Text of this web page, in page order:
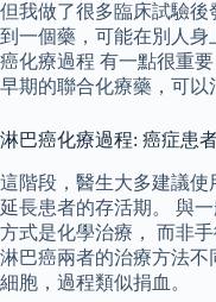
但我做了很多臨床試驗
到一個藥，可能在別人
癌化療過程 有一點很重
早期的聯合化療藥，可以
淋巴癌化療過程: 癌症患
這階段，醫生大多建議使
延長患者的存活期。 與
方式是化學治療， 而非
淋巴癌兩者的治療方法
細胞，過程類似捐血。